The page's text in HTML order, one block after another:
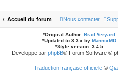
Accueil du forum Nous contacter
*Original Author: Brad Veryard
*Updated to 3.3.x by MannixMD
*Style version: 3.4.5
Développé par phpBB® Forum Software ©
Traduction française officielle©